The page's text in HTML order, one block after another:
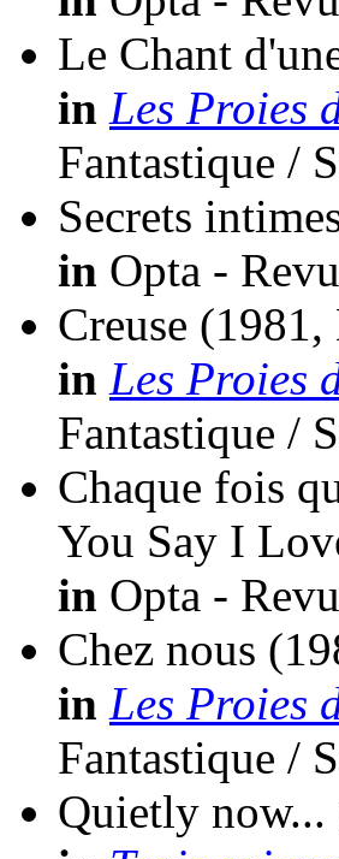
Le Chant
in Les Proies
Fantastique /
Secrets
in Opta -
Creuse
in Les Proies
Fantastique /
Chaque fois
You Say I
in Opta -
Chez nous
in Les Proies
Fantastique /
Quietly now...